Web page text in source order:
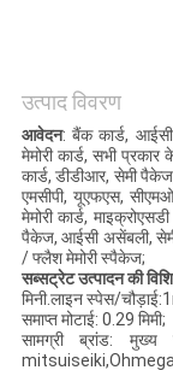
उत्पाद विवरण
आवेदन: बैंक कार्ड, आईसी
मेमोरी कार्ड, सभी प्रकार
कार्ड, डीडीआर, सेमी
एमसीपी, यूएफएस,
मेमोरी कार्ड,
पैकेज, आईसी असेंबली,
/ फ्लैश मेमोरी स्पैकेज;
सब्सट्रेट उत्पादन की
मिनी.लाइन स्पेस/
समाप्त मोटाई: 0.29 मिमी;
सामग्री ब्रांड: मुख्य